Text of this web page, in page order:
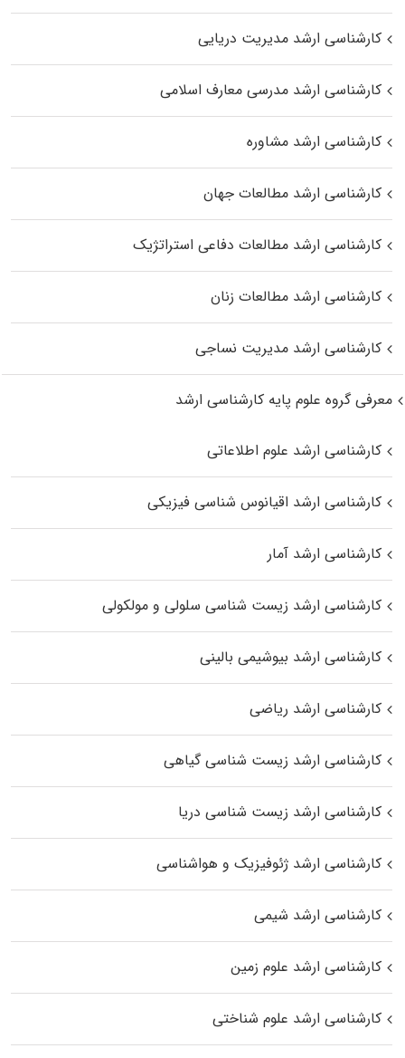
کارشناسی ارشد مدیریت دریایی
کارشناسی ارشد مدرسی معارف اسلامی
کارشناسی ارشد مشاوره
کارشناسی ارشد مطالعات جهان
کارشناسی ارشد مطالعات دفاعی استراتژیک
کارشناسی ارشد مطالعات زنان
کارشناسی ارشد مدیریت نساجی
معرفی گروه علوم پایه کارشناسی ارشد
کارشناسی ارشد علوم اطلاعاتی
کارشناسی ارشد اقیانوس‌ شناسی فیزیکی
کارشناسی ارشد آمار
کارشناسی ارشد زیست شناسی سلولی و مولکولی
کارشناسی ارشد بیوشیمی بالینی
کارشناسی ارشد ریاضی
کارشناسی ارشد زیست‌ شناسی گیاهی
کارشناسی ارشد زیست‌ شناسی دریا
کارشناسی ارشد ژئوفیزیک و هواشناسی
کارشناسی ارشد شیمی
کارشناسی ارشد علوم زمین
کارشناسی ارشد علوم شناختی